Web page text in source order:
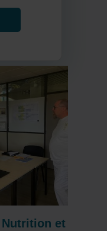
Nutrition et